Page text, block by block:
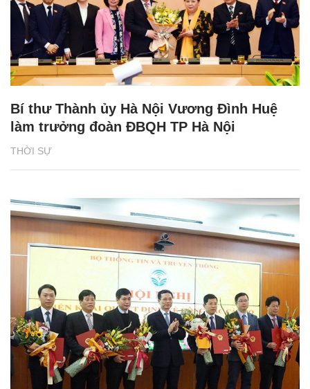
THỜI SỰ
Bí thư Thành ủy Hà Nội Vương Đình Huệ
làm trưởng đoàn ĐBQH TP Hà Nội